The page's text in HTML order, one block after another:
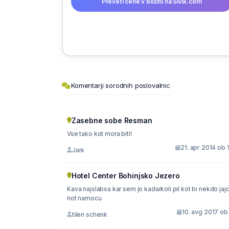
Komentarji sorodnih poslovalnic
Zasebne sobe Resman
Vse tako kot mora biti!
Jani 21. apr 2014 ob
Hotel Center Bohinjsko Jezero
Kava najslabsa kar sem jo kadarkoli pil kot bi nekdo
not namocu
tilen schenk 10. avg 2017 ob